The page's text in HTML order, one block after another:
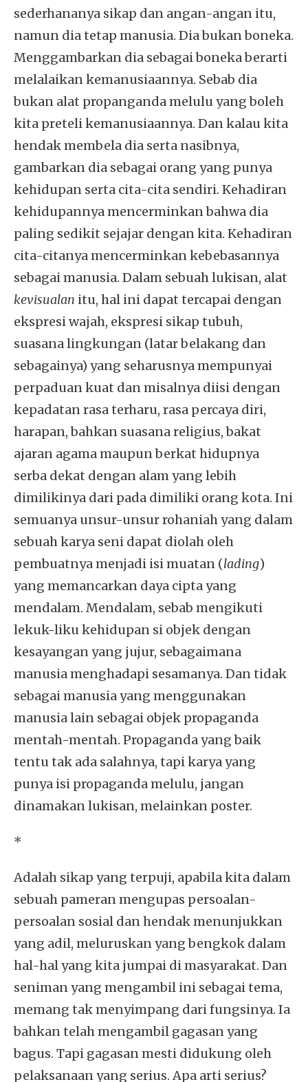
sederhananya sikap dan angan-angan itu,
namun dia tetap manusia. Dia bukan boneka.
Menggambarkan dia sebagai boneka berarti
melalaikan kemanusiaannya. Sebab dia
bukan alat propanganda melulu yang boleh
kita preteli kemanusiaannya. Dan kalau kita
hendak membela dia serta nasibnya,
gambarkan dia sebagai orang yang punya
kehidupan serta cita-cita sendiri. Kehadiran
kehidupannya mencerminkan bahwa dia
paling sedikit sejajar dengan kita. Kehadiran
cita-citanya mencerminkan kebebasannya
sebagai manusia. Dalam sebuah lukisan, alat
kevisualan itu, hal ini dapat tercapai dengan
ekspresi wajah, ekspresi sikap tubuh,
suasana lingkungan (latar belakang dan
sebagainya) yang seharusnya mempunyai
perpaduan kuat dan misalnya diisi dengan
kepadatan rasa terharu, rasa percaya diri,
harapan, bahkan suasana religius, bakat
ajaran agama maupun berkat hidupnya
serba dekat dengan alam yang lebih
dimilikinya dari pada dimiliki orang kota. Ini
semuanya unsur-unsur rohaniah yang dalam
sebuah karya seni dapat diolah oleh
pembuatnya menjadi isi muatan (lading)
yang memancarkan daya cipta yang
mendalam. Mendalam, sebab mengikuti
lekuk-liku kehidupan si objek dengan
kesayangan yang jujur, sebagaimana
manusia menghadapi sesamanya. Dan tidak
sebagai manusia yang menggunakan
manusia lain sebagai objek propaganda
mentah-mentah. Propaganda yang baik
tentu tak ada salahnya, tapi karya yang
punya isi propaganda melulu, jangan
dinamakan lukisan, melainkan poster.
*
Adalah sikap yang terpuji, apabila kita dalam
sebuah pameran mengupas persoalan-
persoalan sosial dan hendak menunjukkan
yang adil, meluruskan yang bengkok dalam
hal-hal yang kita jumpai di masyarakat. Dan
seniman yang mengambil ini sebagai tema,
memang tak menyimpang dari fungsinya. Ia
bahkan telah mengambil gagasan yang
bagus. Tapi gagasan mesti didukung oleh
pelaksanaan yang serius. Apa arti serius?